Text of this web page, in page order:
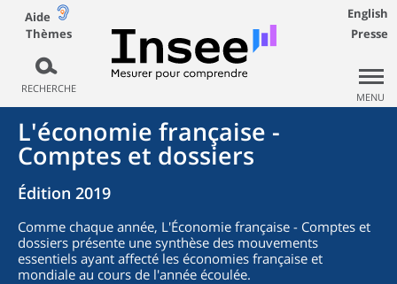
Aide
Thèmes
RECHERCHE
English
Presse
MENU
L'économie française -
Comptes et dossiers
Édition 2019
Comme chaque année, L'Économie française - Comptes et
dossiers présente une synthèse des mouvements
essentiels ayant affecté les économies française et
mondiale au cours de l'année écoulée.